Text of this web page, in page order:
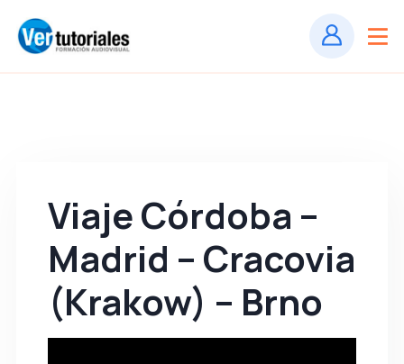
Viaje Córdoba –
Madrid – Cracovia
(Krakow) – Brno